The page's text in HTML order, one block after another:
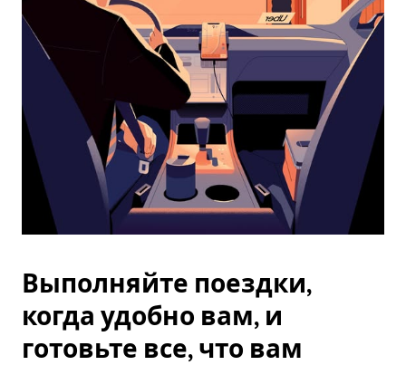
Esc.
Выполняйте поездки,
когда удобно вам, и
готовьте все, что вам